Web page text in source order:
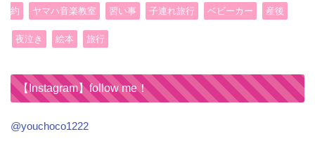
約 ヤマハ音楽教室 習い事 子連れ旅行 ベビーカー 産後
夜泣き 絵本 旅行
【Instagram】follow me！
@youchoco1222